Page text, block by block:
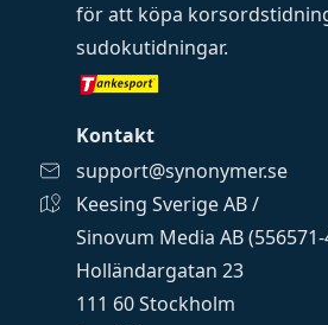
för att köpa
sudokutidningar.
Kontakt
support@synonymer.se
Keesing Sverige AB /
Sinovum Media AB
Holländargatan 23
111 60 Stockholm